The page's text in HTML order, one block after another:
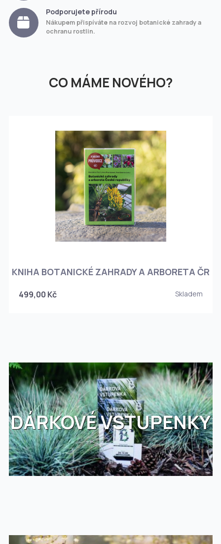
Podporujete přírodu
Nákupem přispíváte na rozvoj botanické zahrady a
ochranu rostlin.
CO MÁME NOVÉHO?
KNIHA BOTANICKÉ ZAHRADY A ARBORETA ČR
499,00 Kč Skladem
DÁRKOVÉ VSTUPENKY